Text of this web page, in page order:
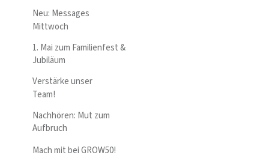
Neu: Messages
Mittwoch
1. Mai zum Familienfest &
Jubiläum
Verstärke unser
Team!
Nachhören: Mut zum
Aufbruch
Mach mit bei GROW50!